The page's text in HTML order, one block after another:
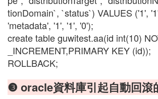
tionDomain`, `status`) VALUES ('1',
'metadata', '1', '1', '0');
create table guwitest.aa(id int(10)
_INCREMENT,PRIMARY KEY (id));
ROLLBACK;
❸ oracle資料庫引起自動回滾